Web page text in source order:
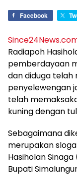
Facebook
Radiapoh
pemberdayaan
dan diduga telah
penyelewengan
telah
kuning dengan
Sebagaimana
merupakan
Hasiholan
Bupati